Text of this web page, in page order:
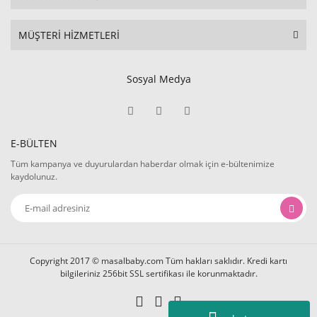
MÜŞTERİ HİZMETLERİ
Sosyal Medya
E-BÜLTEN
Tüm kampanya ve duyurulardan haberdar olmak için e-bültenimize
kaydolunuz.
Copyright 2017 © masalbaby.com Tüm hakları saklıdır. Kredi kartı
bilgileriniz 256bit SSL sertifikası ile korunmaktadır.